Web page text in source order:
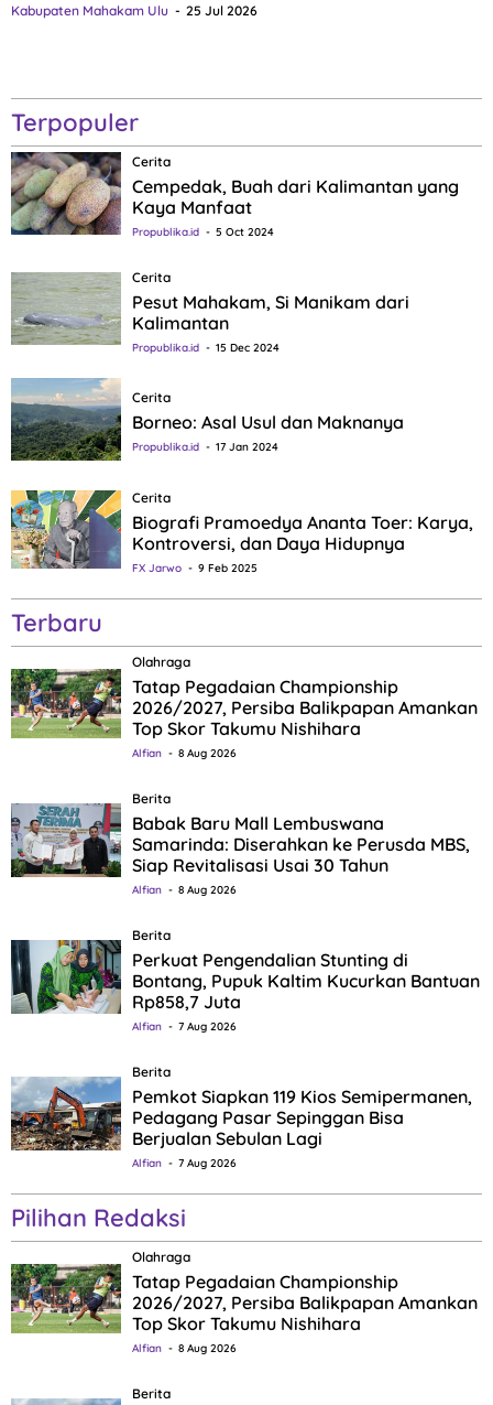
Kabupaten Mahakam Ulu 25 Jul 2026
Terpopuler
Cerita
Cempedak, Buah dari Kalimantan yang
Kaya Manfaat
Propublika.id 5 Oct 2024
Cerita
Pesut Mahakam, Si Manikam dari
Kalimantan
Propublika.id 15 Dec 2024
Cerita
Borneo: Asal Usul dan Maknanya
Propublika.id 17 Jan 2024
Cerita
Biografi Pramoedya Ananta Toer: Karya,
Kontroversi, dan Daya Hidupnya
FX Jarwo 9 Feb 2025
Terbaru
Olahraga
Tatap Pegadaian Championship
2026/2027, Persiba Balikpapan Amankan
Top Skor Takumu Nishihara
Alfian 8 Aug 2026
Berita
Babak Baru Mall Lembuswana
Samarinda: Diserahkan ke Perusda MBS,
Siap Revitalisasi Usai 30 Tahun
Alfian 8 Aug 2026
Berita
Perkuat Pengendalian Stunting di
Bontang, Pupuk Kaltim Kucurkan Bantuan
Rp858,7 Juta
Alfian 7 Aug 2026
Berita
Pemkot Siapkan 119 Kios Semipermanen,
Pedagang Pasar Sepinggan Bisa
Berjualan Sebulan Lagi
Alfian 7 Aug 2026
Pilihan Redaksi
Olahraga
Tatap Pegadaian Championship
2026/2027, Persiba Balikpapan Amankan
Top Skor Takumu Nishihara
Alfian 8 Aug 2026
Berita